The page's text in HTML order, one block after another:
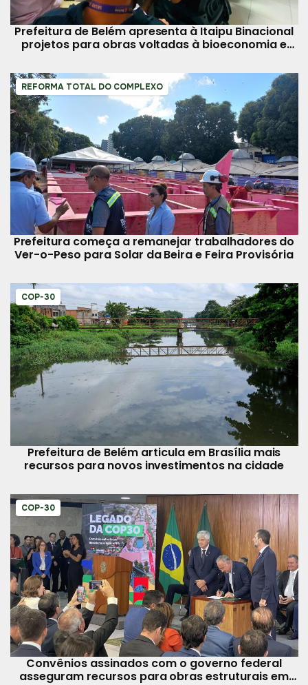
Prefeitura de Belém apresenta à Itaipu Binacional
projetos para obras voltadas à bioeconomia e
REFORMA TOTAL DO COMPLEXO
Prefeitura começa a remanejar trabalhadores do
Ver-o-Peso para Solar da Beira e Feira Provisória
COP-30
Prefeitura de Belém articula em Brasília mais
recursos para novos investimentos na cidade
COP-30
Convênios assinados com o governo federal
asseguram recursos para obras estruturais em